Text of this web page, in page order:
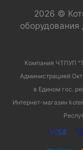
2026 ©
оборудования
Компания ЧТПУП
Администрацией
в Едином гос.
Интернет-магазин